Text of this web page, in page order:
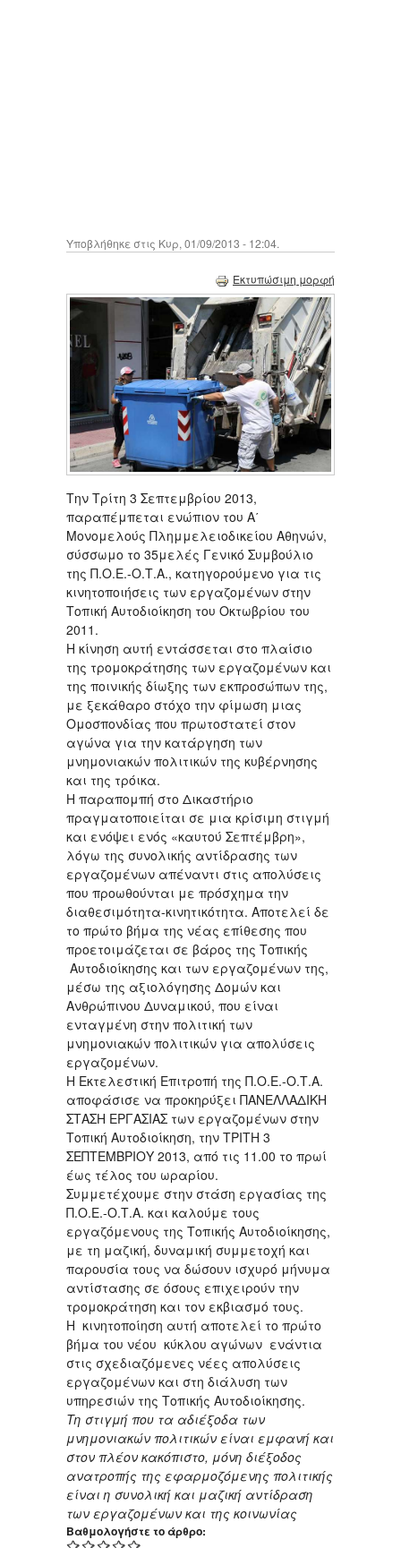
Υποβλήθηκε στις Κυρ, 01/09/2013 - 12:04.
Εκτυπώσιμη μορφή
Την Τρίτη 3 Σεπτεμβρίου 2013,
παραπέμπεται ενώπιον του Α΄
Μονομελούς Πλημμελειοδικείου Αθηνών,
σύσσωμο το 35μελές Γενικό Συμβούλιο
της Π.Ο.Ε.-Ο.Τ.Α., κατηγορούμενο για τις
κινητοποιήσεις των εργαζομένων στην
Τοπική Αυτοδιοίκηση του Οκτωβρίου του
2011.
Η κίνηση αυτή εντάσσεται στο πλαίσιο
της τρομοκράτησης των εργαζομένων και
της ποινικής δίωξης των εκπροσώπων της,
με ξεκάθαρο στόχο την φίμωση μιας
Ομοσπονδίας που πρωτοστατεί στον
αγώνα για την κατάργηση των
μνημονιακών πολιτικών της κυβέρνησης
και της τρόικα.
Η παραπομπή στο Δικαστήριο
πραγματοποιείται σε μια κρίσιμη στιγμή
και ενόψει ενός «καυτού Σεπτέμβρη»,
λόγω της συνολικής αντίδρασης των
εργαζομένων απέναντι στις απολύσεις
που προωθούνται με πρόσχημα την
διαθεσιμότητα-κινητικότητα. Αποτελεί δε
το πρώτο βήμα της νέας επίθεσης που
προετοιμάζεται σε βάρος της Τοπικής
Αυτοδιοίκησης και των εργαζομένων της,
μέσω της αξιολόγησης Δομών και
Ανθρώπινου Δυναμικού, που είναι
ενταγμένη στην πολιτική των
μνημονιακών πολιτικών για απολύσεις
εργαζομένων.
Η Εκτελεστική Επιτροπή της Π.Ο.Ε.-Ο.Τ.Α.
αποφάσισε να προκηρύξει ΠΑΝΕΛΛΑΔΙΚΗ
ΣΤΑΣΗ ΕΡΓΑΣΙΑΣ των εργαζομένων στην
Τοπική Αυτοδιοίκηση, την ΤΡΙΤΗ 3
ΣΕΠΤΕΜΒΡΙΟΥ 2013, από τις 11.00 το πρωί
έως τέλος του ωραρίου.
Συμμετέχουμε στην στάση εργασίας της
Π.Ο.Ε.-Ο.Τ.Α. και καλούμε τους
εργαζόμενους της Τοπικής Αυτοδιοίκησης,
με τη μαζική, δυναμική συμμετοχή και
παρουσία τους να δώσουν ισχυρό μήνυμα
αντίστασης σε όσους επιχειρούν την
τρομοκράτηση και τον εκβιασμό τους.
Η κινητοποίηση αυτή αποτελεί το πρώτο
βήμα του νέου κύκλου αγώνων ενάντια
στις σχεδιαζόμενες νέες απολύσεις
εργαζομένων και στη διάλυση των
υπηρεσιών της Τοπικής Αυτοδιοίκησης.
Τη στιγμή που τα αδιέξοδα των
μνημονιακών πολιτικών είναι εμφανή και
στον πλέον κακόπιστο, μόνη διέξοδος
ανατροπής της εφαρμοζόμενης πολιτικής
είναι η συνολική και μαζική αντίδραση
των εργαζομένων και της κοινωνίας
Βαθμολογήστε το άρθρο: